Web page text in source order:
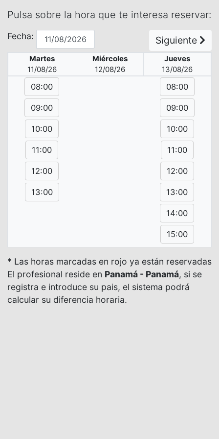
Pulsa sobre la hora que te interesa reservar:
Fecha: Siguiente
Martes
11/08/26
Miércoles
12/08/26
Jueves
13/08/26
08:00
09:00
10:00
11:00
12:00
13:00
08:00
09:00
10:00
11:00
12:00
13:00
14:00
15:00
* Las horas marcadas en rojo ya están reservadas
El profesional reside en Panamá - Panamá, si se
registra e introduce su pais, el sistema podrá
calcular su diferencia horaria.